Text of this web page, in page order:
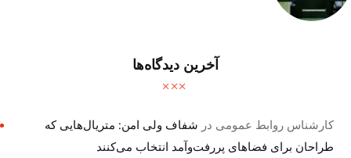
آخرین دیدگاه‌ها
کارشناس روابط عمومی در شفاف ولی امن: متریال‌هایی که
طراحان برای فضاهای پررفت‌وآمد انتخاب می‌کنند